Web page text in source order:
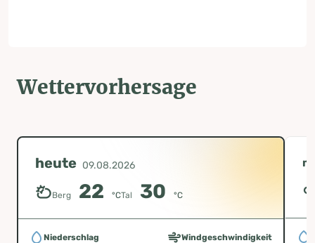
Wettervorhersage
heute 09.08.2026
Berg 22 °CTal 30 °C
Niederschlag Windgeschwindigkeit